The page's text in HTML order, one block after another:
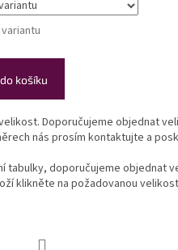
košíku
Doporučujeme objednat
nás prosím kontaktujte a
tabulky, doporučujeme objednat
klikněte na požadovanou